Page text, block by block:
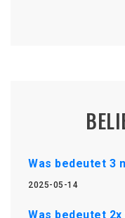
Was bedeutet 3
2025-05-14
Was bedeutet